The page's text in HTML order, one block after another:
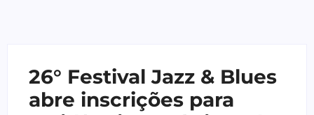
26° Festival Jazz & Blues
abre inscrições para